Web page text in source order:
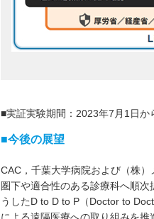
■実証実験期間：2023年7月1日
■今後の展望
CAC，千葉大学病院および（株
圏下や適合性のある診療科へ順
うしたD to D to P（Doctor to